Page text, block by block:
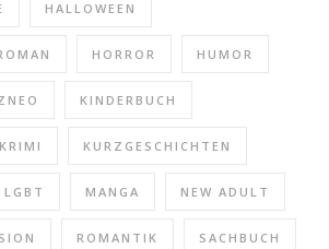
HALLOWEEN
HORROR HUMOR
KINDERBUCH
KRIMI KURZGESCHICHTEN
LGBT MANGA NEW ADULT
ROMANTIK SACHBUCH